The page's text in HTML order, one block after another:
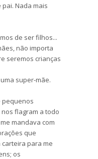
Nada mais
de ser filhos...
não importa
seremos crianças
super-mãe.
pequenos
flagram a todo
mandava com
que
para me
os